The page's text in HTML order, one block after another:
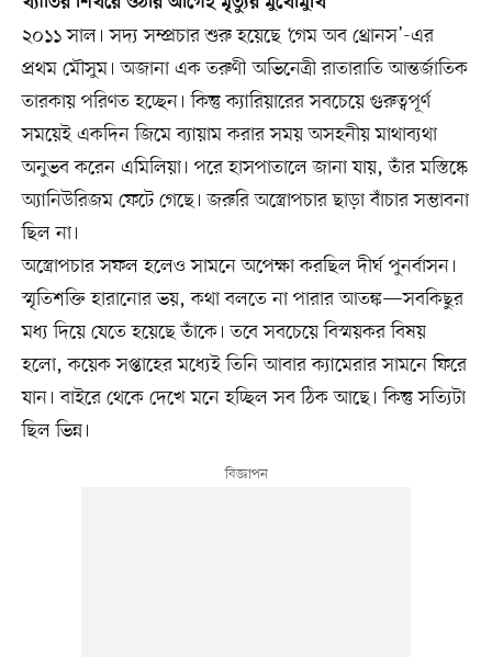
২০১১ সাল। সদ্য সম্প্রচার শুরু হয়েছে ‘গেম অব থ্রোনস’-এর
প্রথম মৌসুম। অজানা এক তরুণী অভিনেত্রী রাতারাতি আন্তর্জাতিক
তারকায় পরিণত হচ্ছেন। কিন্তু ক্যারিয়ারের সবচেয়ে গুরুত্বপূর্ণ
সময়েই একদিন জিমে ব্যায়াম করার সময় অসহনীয় মাথাব্যথা
অনুভব করেন এমিলিয়া। পরে হাসপাতালে জানা যায়, তাঁর মস্তিষ্কে
অ্যানিউরিজম ফেটে গেছে। জরুরি অস্ত্রোপচার ছাড়া বাঁচার সম্ভাবনা
ছিল না।
অস্ত্রোপচার সফল হলেও সামনে অপেক্ষা করছিল দীর্ঘ পুনর্বাসন।
স্মৃতিশক্তি হারানোর ভয়, কথা বলতে না পারার আতঙ্ক—সবকিছুর
মধ্য দিয়ে যেতে হয়েছে তাঁকে। তবে সবচেয়ে বিস্ময়কর বিষয়
হলো, কয়েক সপ্তাহের মধ্যেই তিনি আবার ক্যামেরার সামনে ফিরে
যান। বাইরে থেকে দেখে মনে হচ্ছিল সব ঠিক আছে। কিন্তু সত্যিটা
ছিল ভিন্ন।